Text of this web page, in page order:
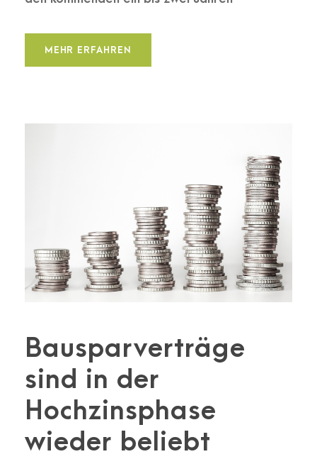
MEHR ERFAHREN
Bausparverträge
sind in der
Hochzinsphase
wieder beliebt